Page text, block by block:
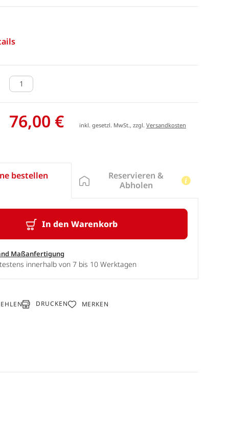
76,00 € inkl. gesetzl. MwSt., zzgl.Versandkosten
bestellen
In den Warenkorb
Maßanfertigung
innerhalb von 7 bis 10 Werktagen
Reservieren &
Abholen
DRUCKEN MERKEN